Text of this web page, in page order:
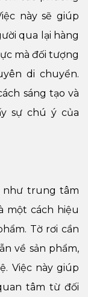
này sẽ giúp
qua lại hàng
mà đối tượng
di chuyển.
sáng tạo và
sự chú ý của
như trung tâm
một cách hiệu
Tờ rơi cần
về sản phẩm,
Việc này giúp
tâm từ đối